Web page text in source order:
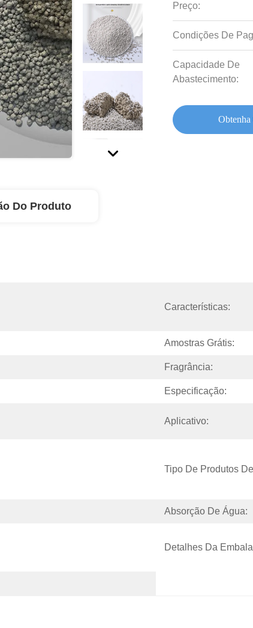
Preço:
Condições De
Capacidade De
Abastecimento:
Do Produto
Características:
Amostras Grátis:
Fragrância:
Especificação:
Aplicativo:
Tipo De Produtos
Absorção De Água:
Detalhes Da